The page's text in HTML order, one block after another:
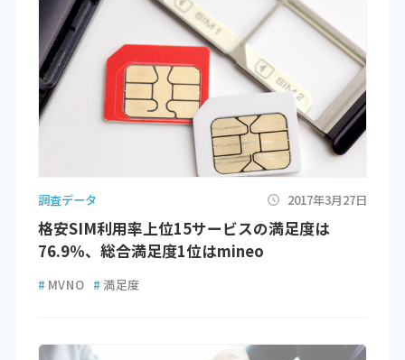
調査データ 2017年3月27日
格安SIM利用率上位15サービスの満足度は
76.9％、総合満足度1位はmineo
# MVNO # 満足度